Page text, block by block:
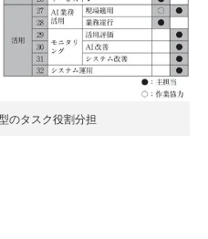
のタスク役割分担